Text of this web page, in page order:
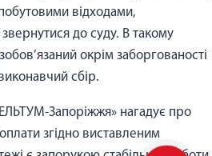
відходами,
до суду. В такому
окрім заборгованості
сбір.
Запоріжжя» нагадує про
згідно виставленим